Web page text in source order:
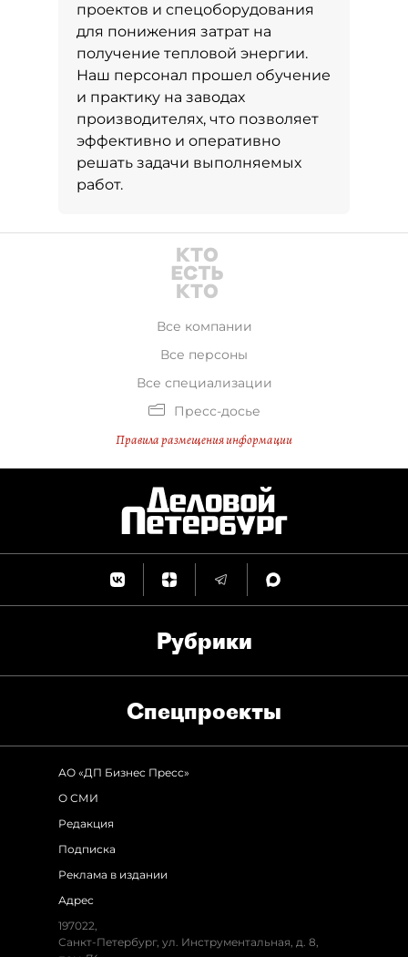
проектов и спецоборудования
для понижения затрат на
получение тепловой энергии.
Наш персонал прошел обучение
и практику на заводах
производителях, что позволяет
эффективно и оперативно
решать задачи выполняемых
работ.
Все компании
Все персоны
Все специализации
Пресс-досье
Правила размещения информации
Рубрики
Спец­проекты
АО «ДП Бизнес Пресс»
О СМИ
Редакция
Подписка
Реклама в издании
Адрес
197022,
Санкт-Петербург, ул. Инструментальная, д. 8,